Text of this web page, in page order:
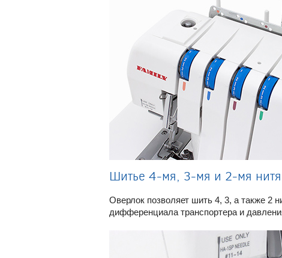
Шитье 4-мя, 3-мя и 2-мя
Оверлок позволяет шить 4, 3, а также 2
дифференциала транспортера и